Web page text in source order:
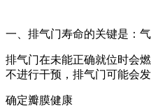
一、排气门寿命的关键是：
排气门在未能正确就位时会
不进行干预，排气门可能会
确定瓣膜健康